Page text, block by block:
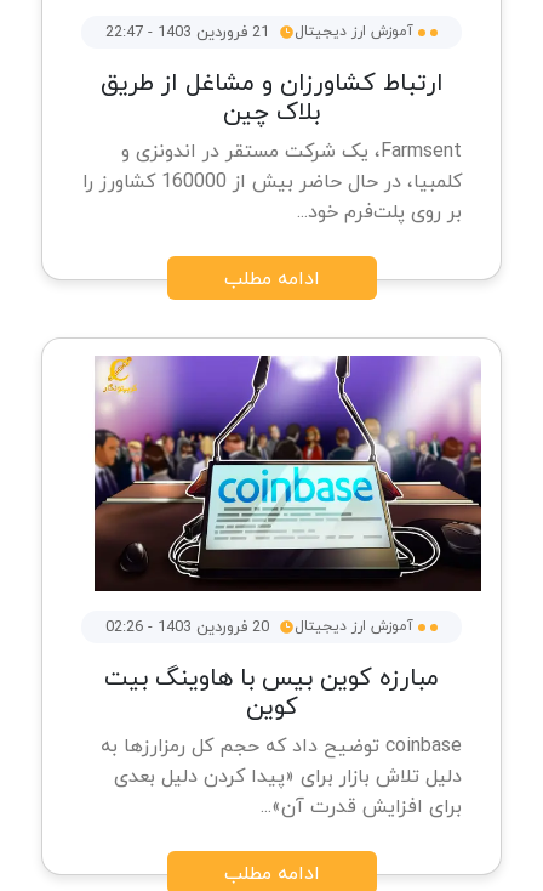
آموزش ارز دیجیتال
ارتباط کشاورزان و مشاغل از طریق
بلاک چین
Farmsent، یک شرکت مستقر در اندونزی و
کلمبیا، در حال حاضر بیش از 160000 کشاورز را
بر روی پلت‌فرم خود...
ادامه مطلب
آموزش ارز دیجیتال
مبارزه کوین بیس با هاوینگ بیت
کوین
coinbase توضیح داد که حجم کل رمزارزها به
دلیل تلاش بازار برای «پیدا کردن دلیل بعدی
برای افزایش قدرت آن»...
ادامه مطلب